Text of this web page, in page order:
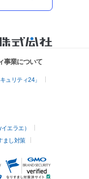
事業について
ュリティ24」
エラエ）
まし対策